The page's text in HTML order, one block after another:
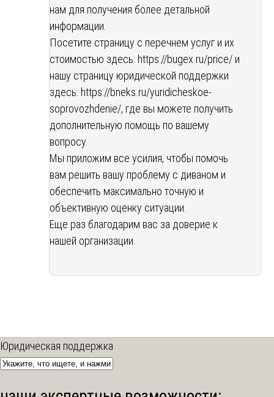
нам для получения более детальной
информации.
Посетите страницу с перечнем услуг и их
стоимостью здесь: https://bugex.ru/price/ и
нашу страницу юридической поддержки
здесь: https://bneks.ru/yuridicheskoe-
soprovozhdenie/, где вы можете получить
дополнительную помощь по вашему
вопросу.
Мы приложим все усилия, чтобы помочь
вам решить вашу проблему с диваном и
обеспечить максимально точную и
объективную оценку ситуации.
Еще раз благодарим вас за доверие к
нашей организации.
Юридическая поддержка